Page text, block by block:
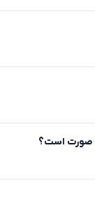
صورت است؟